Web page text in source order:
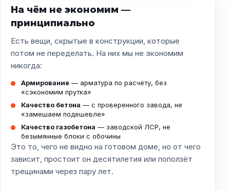
На чём не экономим —
принципиально
Есть вещи, скрытые в конструкции, которые
потом не переделать. На них мы не экономим
никогда:
Армирование — арматура по расчёту, без
«сэкономим прутка»
Качество бетона — с проверенного завода, не
«замешаем подешевле»
Качество газобетона — заводской ЛСР, не
безымянные блоки с обочины
Это то, чего не видно на готовом доме, но от чего
зависит, простоит он десятилетия или поползёт
трещинами через пару лет.